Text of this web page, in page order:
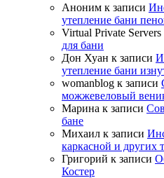
Аноним к записи
утепление бани
Virtual Private Servers
для бани
Дон Хуан к записи
утепление бани
womanblog к записи
можжевеловый
Марина к записи
бане
Михаил к записи
каркасной и других
Григорий к записи
Костер